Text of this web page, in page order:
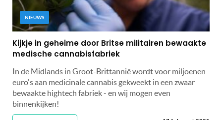
NIEUWS
Kijkje in geheime door Britse militairen bewaakte
medische cannabisfabriek
In de Midlands in Groot-Brittannië wordt voor miljoenen
euro's aan medicinale cannabis gekweekt in een zwaar
bewaakte hightech fabriek - en wij mogen even
binnenkijken!